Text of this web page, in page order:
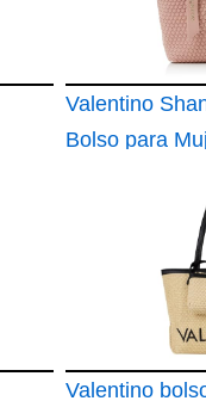
Valentino
Bolso para
Valentino